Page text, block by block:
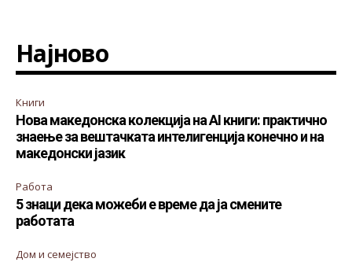
Најново
Книги
Нова македонска колекција на AI книги: практично
знаење за вештачката интелигенција конечно и на
македонски јазик
Работа
5 знаци дека можеби е време да ја смените
работата
Дом и семејство